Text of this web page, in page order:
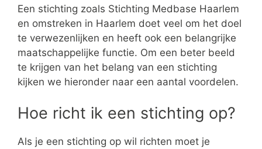
Een stichting zoals Stichting Medbase Haarlem
en omstreken in Haarlem doet veel om het doel
te verwezenlijken en heeft ook een belangrijke
maatschappelijke functie. Om een beter beeld
te krijgen van het belang van een stichting
kijken we hieronder naar een aantal voordelen.
Hoe richt ik een stichting op?
Als je een stichting op wil richten moet je